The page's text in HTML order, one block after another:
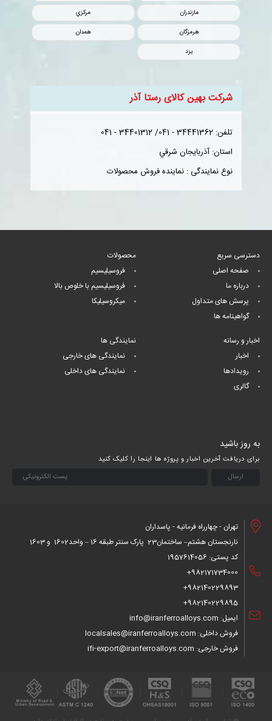
مازندران
مرکزي
هرمزگان
همدان
یزد
شرکت بهین کالای رستا آذر
تلفن: 34441362 - 041/ 34401312 - 041
استان: آذربايجان شرقي
نوع نمایندگی : نماینده فروش محصولات
دسترسی سریع
صفحه اصلی
درباره ما
پرسش های متداول
گواهینامه ها
محصولات
فروسیلیسیم
فروسیلیسیم با خلوص بالا
میکروسیلیکا
اخبار و رسانه
اخبار
رویدادها
گالری
نمایندگی ها
نمایندگی های خارجی
نمایندگی های داخلی
به روز باشید
برای دریافت آخرین اخبار و پروژه ها اینجا را کلیک کنید
تهران - چهارراه فرمانیه - پاسداران
نارنجستان هشتم– ساختمان23 پارک سنتر طبقه 16 – واحد1602 و 1603
کد پستی: 1957614056
982171734000+
982140229893+
982140229895+
ایمیل: info@iranferroalloys.com
فروش داخلی: localsales@iranferroalloys.com
فروش خارجی: ifi-export@iranferroalloys.com